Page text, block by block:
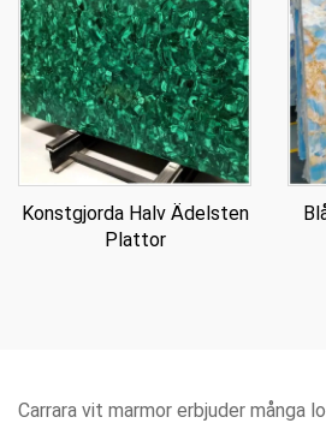
Konstgjorda Halv Ädelsten
Plattor
Carrara vit marmor erbjuder många